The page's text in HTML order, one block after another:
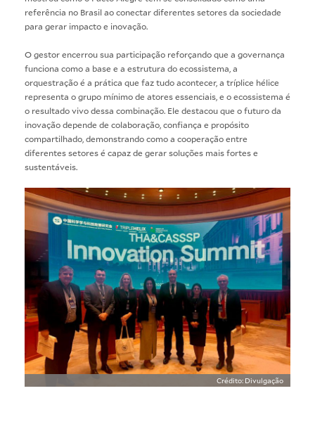
referência no Brasil ao conectar diferentes setores da sociedade
para gerar impacto e inovação.
O gestor encerrou sua participação reforçando que a governança
funciona como a base e a estrutura do ecossistema, a
orquestração é a prática que faz tudo acontecer, a tríplice hélice
representa o grupo mínimo de atores essenciais, e o ecossistema é
o resultado vivo dessa combinação. Ele destacou que o futuro da
inovação depende de colaboração, confiança e propósito
compartilhado, demonstrando como a cooperação entre
diferentes setores é capaz de gerar soluções mais fortes e
sustentáveis.
Crédito: Divulgação